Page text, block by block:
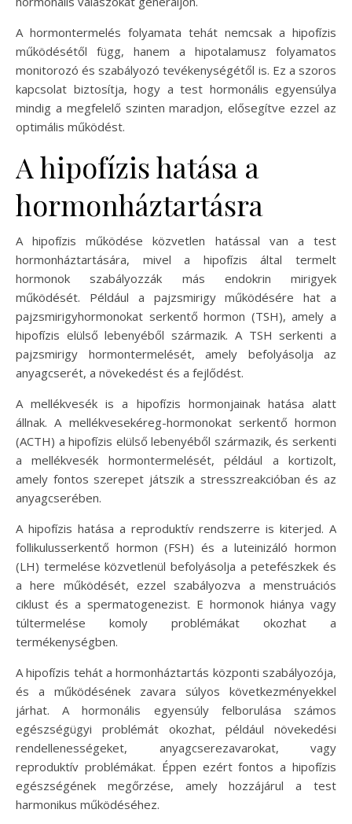
A hormontermelés folyamata tehát nemcsak a hipofízis
működésétől függ, hanem a hipotalamusz folyamatos
monitorozó és szabályozó tevékenységétől is. Ez a szoros
kapcsolat biztosítja, hogy a test hormonális egyensúlya
mindig a megfelelő szinten maradjon, elősegítve ezzel az
optimális működést.
A hipofízis hatása a
hormonháztartásra
A hipofízis működése közvetlen hatással van a test
hormonháztartására, mivel a hipofízis által termelt
hormonok szabályozzák más endokrin mirigyek
működését. Például a pajzsmirigy működésére hat a
pajzsmirigyhormonokat serkentő hormon (TSH), amely a
hipofízis elülső lebenyéből származik. A TSH serkenti a
pajzsmirigy hormontermelését, amely befolyásolja az
anyagcserét, a növekedést és a fejlődést.
A mellékvesék is a hipofízis hormonjainak hatása alatt
állnak. A mellékvesekéreg-hormonokat serkentő hormon
(ACTH) a hipofízis elülső lebenyéből származik, és serkenti
a mellékvesék hormontermelését, például a kortizolt,
amely fontos szerepet játszik a stresszreakcióban és az
anyagcserében.
A hipofízis hatása a reproduktív rendszerre is kiterjed. A
follikulusserkentő hormon (FSH) és a luteinizáló hormon
(LH) termelése közvetlenül befolyásolja a petefészkek és
a here működését, ezzel szabályozva a menstruációs
ciklust és a spermatogenezist. E hormonok hiánya vagy
túltermelése komoly problémákat okozhat a
termékenységben.
A hipofízis tehát a hormonháztartás központi szabályozója,
és a működésének zavara súlyos következményekkel
járhat. A hormonális egyensúly felborulása számos
egészségügyi problémát okozhat, például növekedési
rendellenességeket, anyagcserezavarokat, vagy
reproduktív problémákat. Éppen ezért fontos a hipofízis
egészségének megőrzése, amely hozzájárul a test
harmonikus működéséhez.